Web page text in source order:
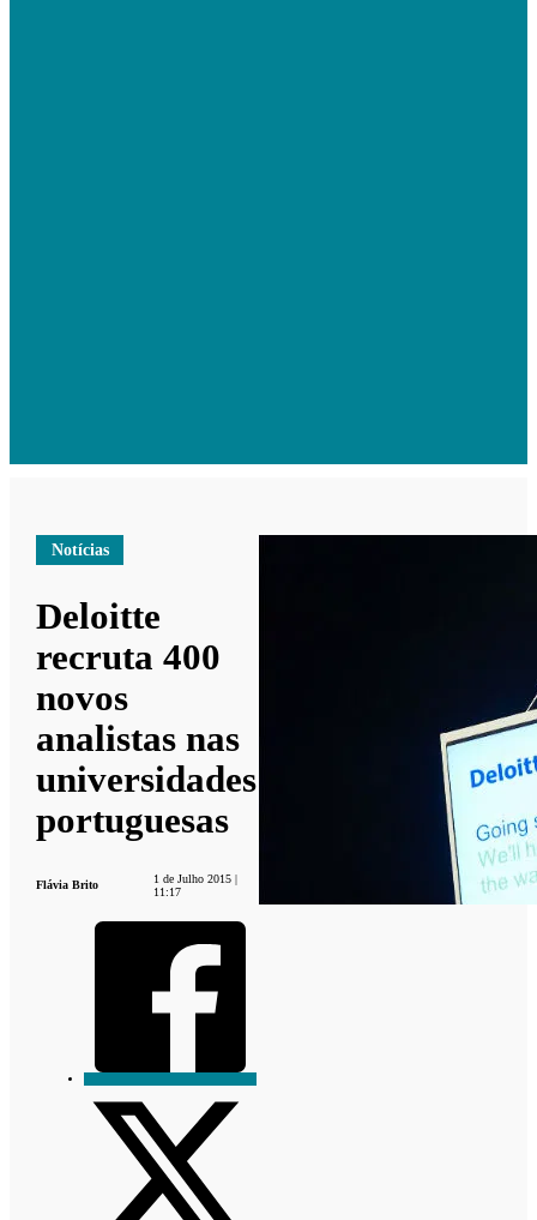
Notícias
Deloitte
recruta 400
novos
analistas nas
universidades
portuguesas
Flávia Brito
1 de Julho 2015 |
11:17